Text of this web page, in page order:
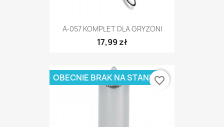
A-057 KOMPLET DLA GRYZONI
17,99 zł
OBECNIE BRAK NA STANIEfavorite_border